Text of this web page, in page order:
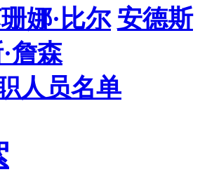
娜·比尔 安德斯
詹森
人员名单